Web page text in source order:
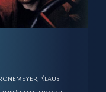
Klaus